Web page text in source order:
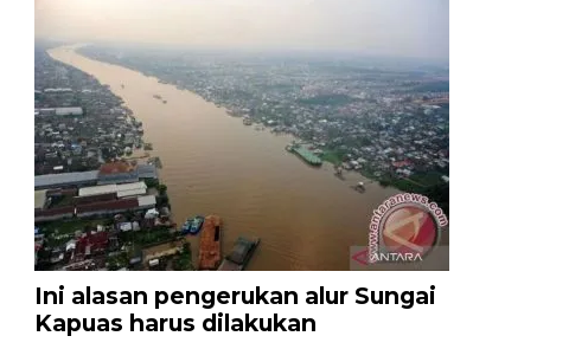
Ini alasan pengerukan alur Sungai
Kapuas harus dilakukan